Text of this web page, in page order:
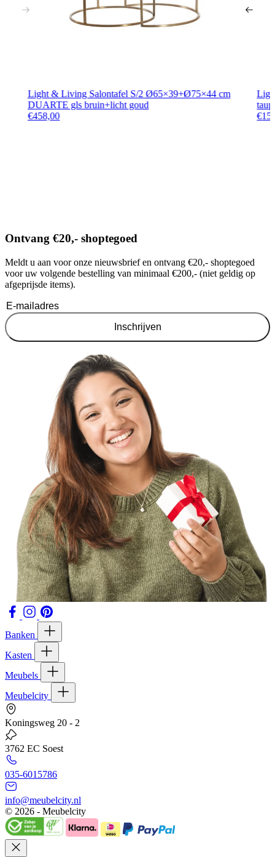
Light & Living Salontafel S/2 Ø65×39+Ø75×44 cm
DUARTE gls bruin+licht goud
€458,00
€
Ontvang €20,- shoptegoed
Meldt u aan voor onze nieuwsbrief en ontvang €20,- shoptegoed
voor uw volgende bestelling van minimaal €200,- (niet geldig op
afgeprijsde items).
Inschrijven
Banken
Kasten
Meubels
Meubelcity
Koningsweg 20 - 2
3762 EC Soest
035-6015786
info@meubelcity.nl
© 2026 - Meubelcity